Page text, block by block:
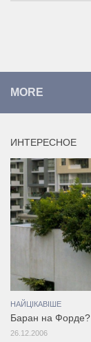
MORE
ИНТЕРЕСНОЕ
НАЙЦІКАВІШЕ
Баран на Форде?
26.12.2006